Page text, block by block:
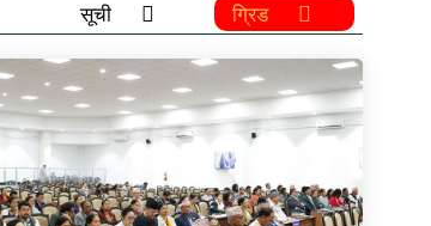
सूची ग्रिड